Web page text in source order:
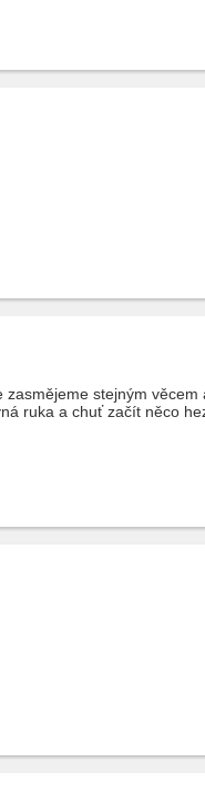
stejným
ruka a chuť začít něco